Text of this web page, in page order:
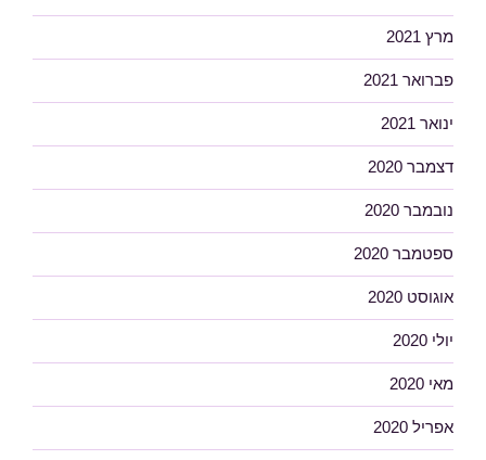
מרץ 2021
פברואר 2021
ינואר 2021
דצמבר 2020
נובמבר 2020
ספטמבר 2020
אוגוסט 2020
יולי 2020
מאי 2020
אפריל 2020